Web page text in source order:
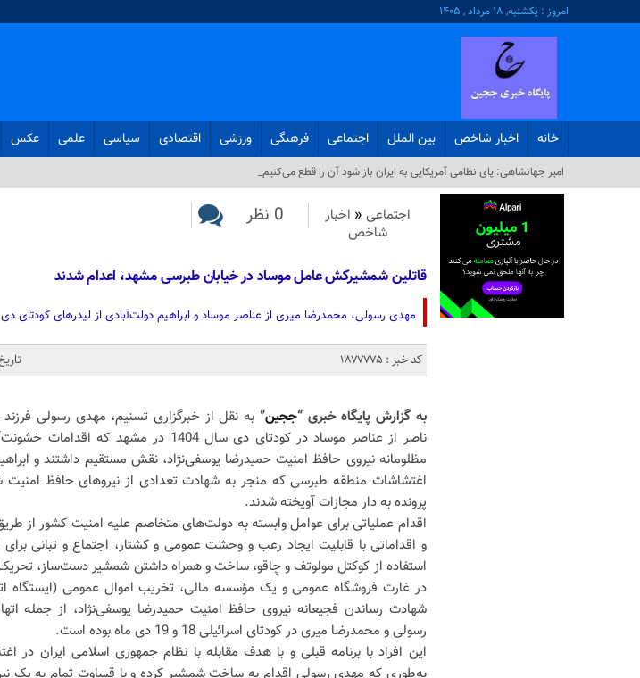
امروز : یکشنبه, ۱۸ مرداد , ۱۴۰۵
خانه اخبار شاخص بین الملل اجتماعی فرهنگی ورزشی اقتصادی سیاسی علمی عکس
امیر جهانشاهی: پای نظامی آمریکایی به ایران باز شود آن را قطع می‌کنیم_
اجتماعی « اخبار
شاخص
0 نظر
قاتلین شمشیرکش عامل موساد در خیابان طبرسی مشهد، اعدام شدند
مهدی رسولی، محمدرضا میری از عناصر موساد‌ و ابراهیم دولت‌آبادی از لیدرهای کودتای دی 1404 در مشهد، اعدام
کد خبر : 1877775 تاریخ
به گزارش پایگاه خبری “ججین” به نقل از خبرگزاری تسنیم، مهدی رسولی
ناصر از عناصر موساد‌ در کودتای دی سال 1404 در
مظلومانه نیروی حافظ امنیت حمیدرضا یوسفی‌نژاد، نقش مستقیم داشتند و
اغتشاشات منطقه طبرسی که منجر به شهادت تعدادی از نیروهای حافظ
پرونده به دار مجازات آویخته شدند.
اقدام عملیاتی برای عوامل وابسته به دولت‌های متخاصم علیه امنیت کشور از
و اقداماتی با قابلیت ایجاد رعب و وحشت عمومی و کشتار، اجتماع و تبانی
استفاده از کوکتل مولوتف و چاقو، ساخت و همراه داشتن شمشیر دست‌ساز،
در غارت فروشگاه عمومی و یک مؤسسه مالی، تخریب اموال عمومی (ایستگاه
شهادت رساندن فجیعانه نیروی حافظ امنیت حمیدرضا یوسفی‌نژاد، از جمله
رسولی و محمدرضا میری در کودتای اسرائیلی 18 و 19 دی ماه بوده است.
این افراد با برنامه قبلی و با هدف مقابله با نظام جمهوری اسلامی ایران در